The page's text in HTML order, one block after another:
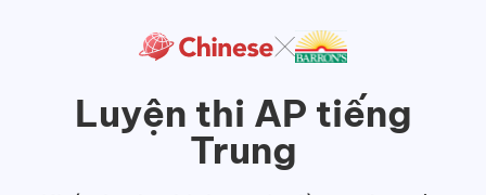
Luyện thi AP tiếng
Trung